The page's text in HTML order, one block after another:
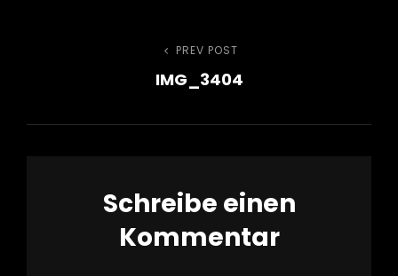
Beitragsnavigation
Previous
Post
PREV POST
IMG_3404
Schreibe einen
Kommentar